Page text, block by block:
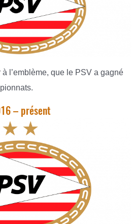
l’emblème, que le PSV a gagné
– présent